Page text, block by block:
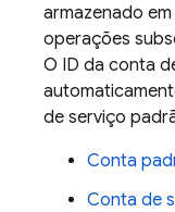
armazenado
operações
O ID da conta
de serviço
Conta
Conta de